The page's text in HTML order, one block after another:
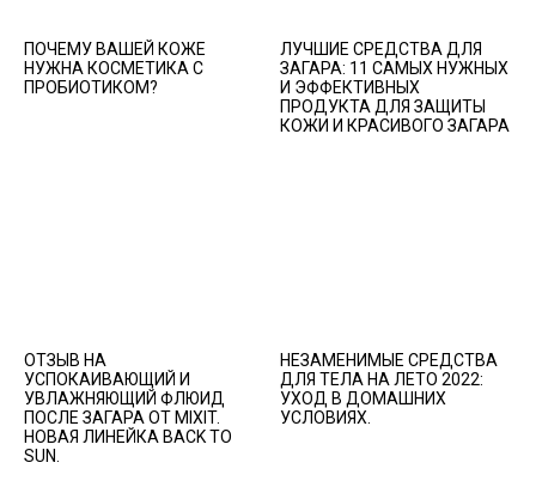
ПОЧЕМУ ВАШЕЙ КОЖЕ
НУЖНА КОСМЕТИКА С
ПРОБИОТИКОМ?
ЛУЧШИЕ СРЕДСТВА ДЛЯ
ЗАГАРА: 11 САМЫХ НУЖНЫХ
И ЭФФЕКТИВНЫХ
ПРОДУКТА ДЛЯ ЗАЩИТЫ
КОЖИ И КРАСИВОГО ЗАГАРА
ОТЗЫВ НА
УСПОКАИВАЮЩИЙ И
УВЛАЖНЯЮЩИЙ ФЛЮИД
ПОСЛЕ ЗАГАРА ОТ MIXIT.
НОВАЯ ЛИНЕЙКА BACK TO
SUN.
НЕЗАМЕНИМЫЕ СРЕДСТВА
ДЛЯ ТЕЛА НА ЛЕТО 2022:
УХОД В ДОМАШНИХ
УСЛОВИЯХ.